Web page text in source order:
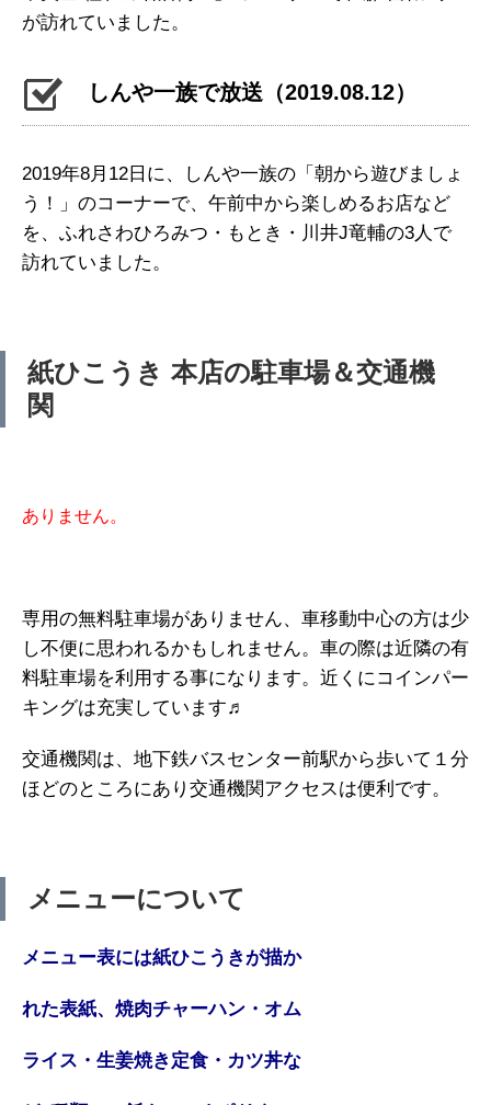
が訪れていました。
しんや一族で放送（2019.08.12）
2019年8月12日に、しんや一族の「朝から遊びましょ
う！」のコーナーで、午前中から楽しめるお店など
を、ふれさわひろみつ・もとき・川井J竜輔の3人で
訪れていました。
紙ひこうき 本店の駐車場＆交通機
関
ありません。
専用の無料駐車場がありません、車移動中心の方は少
し不便に思われるかもしれません。車の際は近隣の有
料駐車場を利用する事になります。近くにコインパー
キングは充実しています♬
交通機関は、地下鉄バスセンター前駅から歩いて１分
ほどのところにあり交通機関アクセスは便利です。
メニューについて
メニュー表には紙ひこうきが描か
れた表紙、焼肉チャーハン・オム
ライス・生姜焼き定食・カツ丼な